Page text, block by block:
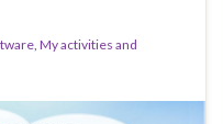
My activities and